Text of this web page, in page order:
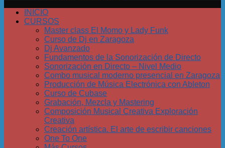
INICIO
CURSOS
Master class El Momo y Lady Funk
Curso de Dj en Zaragoza
Dj Avanzado
Fundamentos de la Sonorización de Directo
Sonorización en Directo – Nivel Medio
Combo musical moderno presencial en Zaragoza
Producción de Música Electrónica con Ableton
Curso de Cubase
Grabación, Mezcla y Mastering
Composición Musical Creativa Exploración
Creativa
Creación artística. El arte de escribir canciones
One To One